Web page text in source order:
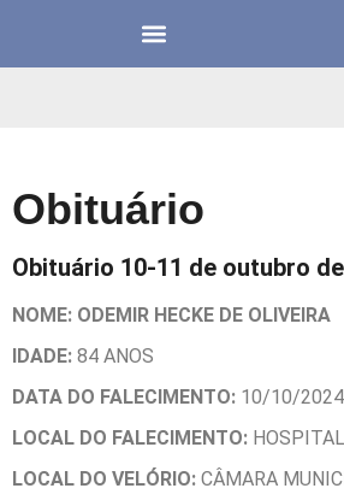
Obituário
Obituário 10-11 de outubro
NOME: ODEMIR HECKE DE OLIVEIRA
IDADE: 84 ANOS
DATA DO FALECIMENTO: 10/10/2024
LOCAL DO FALECIMENTO:
LOCAL DO VELÓRIO: CÂMARA